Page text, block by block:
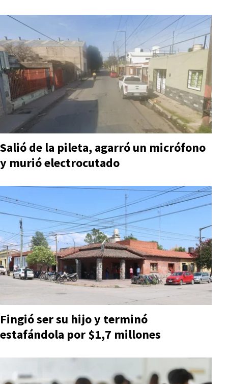
Salió de la pileta, agarró un micrófono
y murió electrocutado
Fingió ser su hijo y terminó
estafándola por $1,7 millones